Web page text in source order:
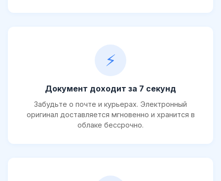
⚡
Документ доходит за 7 секунд
Забудьте о почте и курьерах. Электронный
оригинал доставляется мгновенно и хранится в
облаке бессрочно.